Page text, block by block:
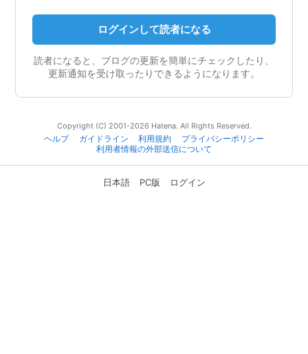
ログインして読者になる
読者になると、ブログの更新を簡単にチェックしたり、
更新通知を受け取ったりできるようになります。
Copyright (C) 2001-2026 Hatena. All Rights Reserved.
ヘルプ
ガイドライン 利用規約
プライバシーポリシー
利用者情報の外部送信について
日本語 PC版 ログイン